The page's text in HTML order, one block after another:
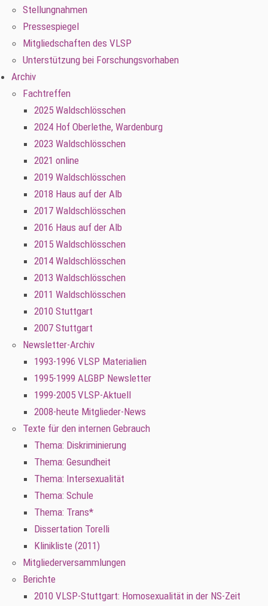
Stellungnahmen
Pressespiegel
Mitgliedschaften des VLSP
Unterstützung bei Forschungsvorhaben
Archiv
Fachtreffen
2025 Waldschlösschen
2024 Hof Oberlethe, Wardenburg
2023 Waldschlösschen
2021 online
2019 Waldschlösschen
2018 Haus auf der Alb
2017 Waldschlösschen
2016 Haus auf der Alb
2015 Waldschlösschen
2014 Waldschlösschen
2013 Waldschlösschen
2011 Waldschlösschen
2010 Stuttgart
2007 Stuttgart
Newsletter-Archiv
1993-1996 VLSP Materialien
1995-1999 ALGBP Newsletter
1999-2005 VLSP-Aktuell
2008-heute Mitglieder-News
Texte für den internen Gebrauch
Thema: Diskriminierung
Thema: Gesundheit
Thema: Intersexualität
Thema: Schule
Thema: Trans*
Dissertation Torelli
Klinikliste (2011)
Mitgliederversammlungen
Berichte
2010 VLSP-Stuttgart: Homosexualität in der NS-Zeit